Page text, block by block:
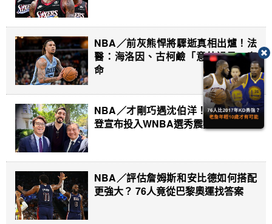
NBA／前灰熊悍將驟逝真相出爐！法
醫：海洛因、古柯鹼「意外過量」奪
命
NBA／才剛巧遇沈伯洋！前探花費里
登宣布投入WNBA選秀震撼體壇
NBA／評估詹姆斯和安比德如何搭配
更強大？ 76人竟從巴黎奧運找答案